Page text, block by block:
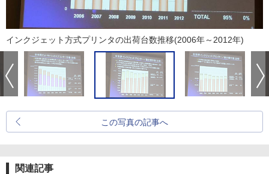
インクジェット方式プリンタの出荷台数推移(2006年～2012年)
この写真の記事へ
関連記事